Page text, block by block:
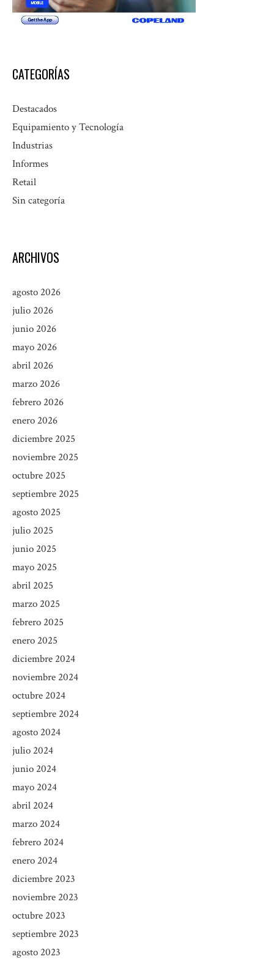
CATEGORÍAS
Destacados
Equipamiento y Tecnología
Industrias
Informes
Retail
Sin categoría
ARCHIVOS
agosto 2026
julio 2026
junio 2026
mayo 2026
abril 2026
marzo 2026
febrero 2026
enero 2026
diciembre 2025
noviembre 2025
octubre 2025
septiembre 2025
agosto 2025
julio 2025
junio 2025
mayo 2025
abril 2025
marzo 2025
febrero 2025
enero 2025
diciembre 2024
noviembre 2024
octubre 2024
septiembre 2024
agosto 2024
julio 2024
junio 2024
mayo 2024
abril 2024
marzo 2024
febrero 2024
enero 2024
diciembre 2023
noviembre 2023
octubre 2023
septiembre 2023
agosto 2023